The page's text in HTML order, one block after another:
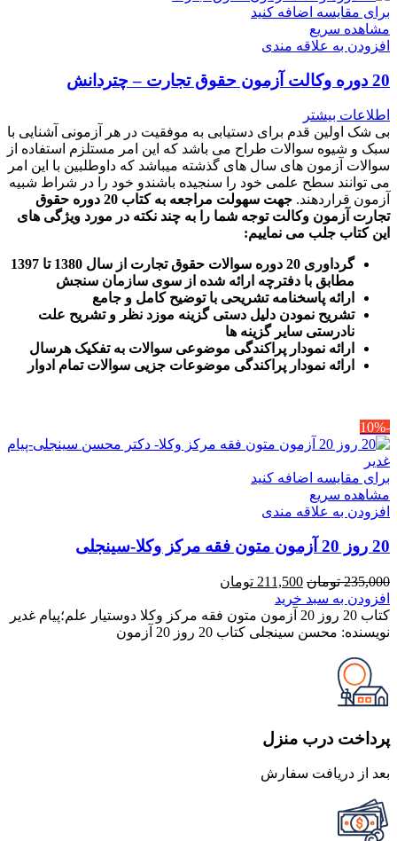
برای مقایسه اضافه کنید
مشاهده سریع
افزودن به علاقه مندی
20 دوره وکالت آزمون حقوق تجارت – چتردانش
اطلاعات بیشتر
بی شک اولین قدم برای دستیابی به موفقیت در هر آزمونی آشنایی با
سبک و شیوه سوالات طراح می باشد که این امر مستلزم استفاده از
سوالات آزمون های سال های گذشته میباشد که داوطلبین با این امر
می توانند سطح علمی خود را سنجیده باشندو خود را در شراط شبیه
آزمون قراردهند.
جهت سهولت مراجعه به کتاب 20 دوره حقوق
تجارت آزمون وکالت توجه شما را به چند نکته در مورد ویژگی های
این کتاب جلب می نماییم:
گرداوری 20 دوره سوالات حقوق تجارت از سال 1380 تا 1397
مطابق با دفترچه ارائه شده از سوی سازمان سنجش
ارائه پاسخنامه تشریحی با توضیح کامل و جامع
تشریح نمودن دلیل دستی گزینه موزد نظر و تشریح علت
نادرستی سایر گزینه ها
ارائه نمودار پراکندگی موضوعی سوالات به تفکیک هرسال
رائه نمودار پراکندگی موضوعات جزیی سوالات تمام ادوار
-10%
برای مقایسه اضافه کنید
مشاهده سریع
افزودن به علاقه مندی
20 روز 20 آزمون متون فقه مرکز وکلا-سینجلی
235,000 تومان قیمت
اصلی
235,000 تومان
بود.
211,500 تومان
211,500 تومان
است.
افزودن به سبد خرید
کتاب 20 روز 20 آزمون متون فقه مرکز وکلا دوستیار علم؛پیام غدیر
نویسنده: محسن سینجلی کتاب 20 روز 20 آزمون
پرداخت درب منزل
بعد از دریافت سفارش